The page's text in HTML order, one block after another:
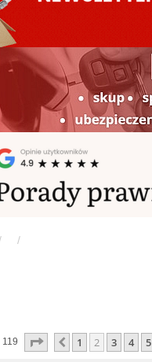
119 Strona2 8
Poprzednia
1 2 3 4 5